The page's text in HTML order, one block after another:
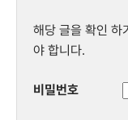
해당 글을 확인 하
야 합니다.
비밀번호